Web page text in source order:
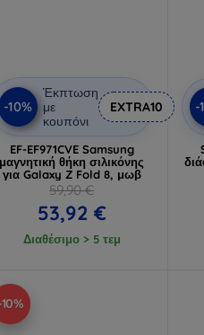
-10%
Έκπτωση
με
κουπόνι
EXTRA10
EF-EF971CVE Samsung
μαγνητική θήκη σιλικόνης
για Galaxy Z Fold 8, μωβ
59,90 €
53,92 €
Διαθέσιμο > 5 τεμ
-